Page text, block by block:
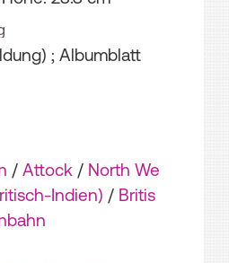
; Albumblatt
/ Attock / North We
Indien) / Britis